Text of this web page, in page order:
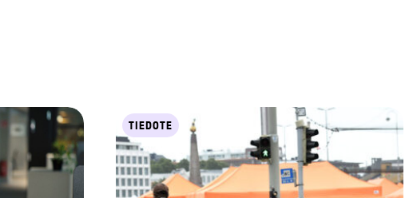
TIEDOTE